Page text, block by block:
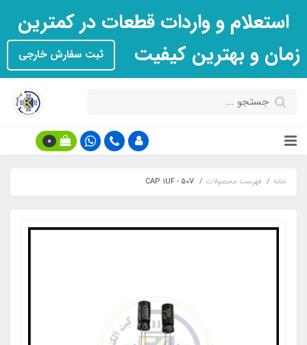
استعلام و واردات قطعات در کمترین
زمان و بهترین کیفیت
ثبت سفارش خارجی
0
خانه فهرست محصولات CAP 1UF - 50V